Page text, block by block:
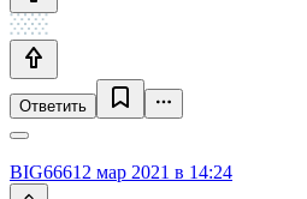
Ответить
BIG66612 мар 2021 в 14:24